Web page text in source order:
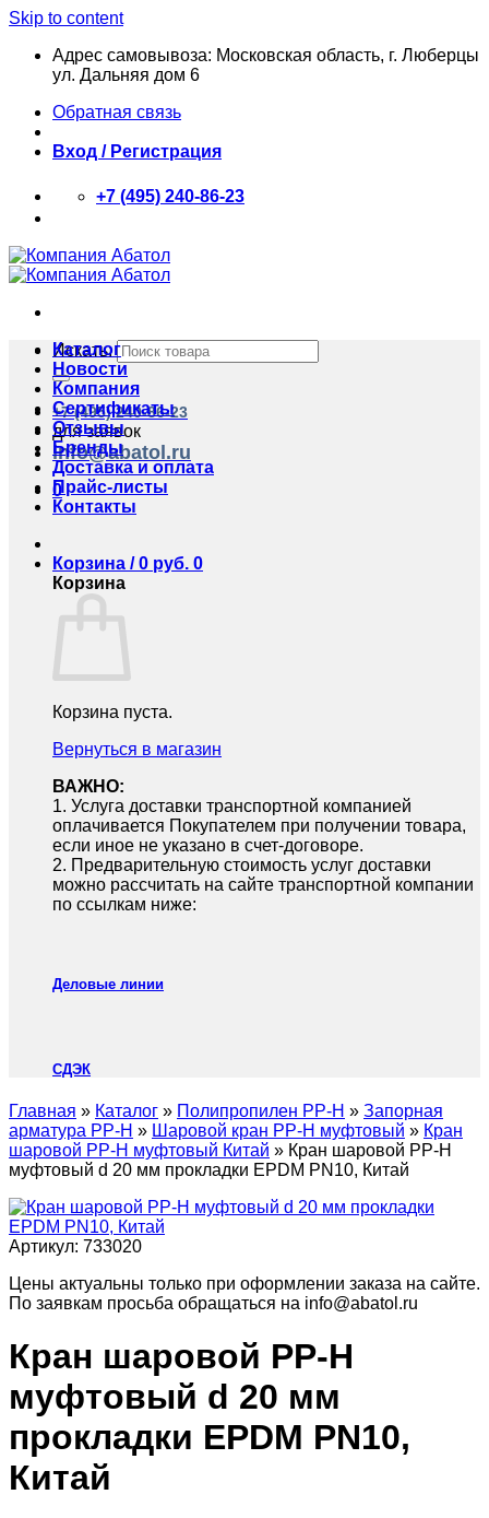
Skip to content
Адрес самовывоза: Московская область, г. Люберцы
ул. Дальняя дом 6
Обратная связь
Вход / Регистрация
+7 (495) 240-86-23
Искать:
+7 (495) 240-86-23
для заявок
info@abatol.ru
0
Каталог
Новости
Компания
Сертификаты
Отзывы
Бренды
Доставка и оплата
Прайс-листы
Контакты
Корзина /0 руб. 0
Корзина
Корзина пуста.
Вернуться в магазин
ВАЖНО:
1.⁠ ⁠Услуга доставки транспортной компанией
оплачивается Покупателем при получении товара,
если иное не указано в счет-договоре.
2.⁠ ⁠Предварительную стоимость услуг доставки
можно рассчитать на сайте транспортной компании
по ссылкам ниже:
Деловые линии
СДЭК
Главная » Каталог » Полипропилен PP-H » Запорная
арматура PP-H » Шаровой кран PP-H муфтовый » Кран
шаровой PP-H муфтовый Китай » Кран шаровой PP-H
муфтовый d 20 мм прокладки EPDM PN10, Китай
Артикул: 733020
Цены актуальны только при оформлении заказа на сайте.
По заявкам просьба обращаться на info@abatol.ru
Кран шаровой PP-H
муфтовый d 20 мм
прокладки EPDM PN10,
Китай